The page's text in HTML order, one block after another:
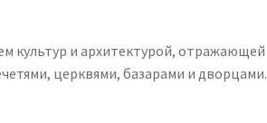
культур и архитектурой, отражающей
церквями, базарами и дворцами.